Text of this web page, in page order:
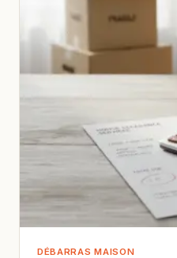
DÉBARRAS MAISON